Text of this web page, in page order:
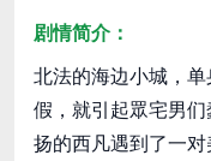
剧情简介：
北法的海边小城，
假，就引起眾宅男
扬的西凡遇到了一